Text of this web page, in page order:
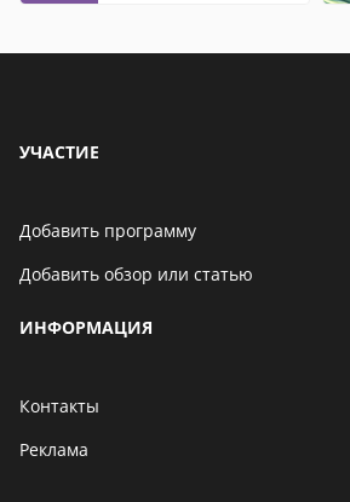
УЧАСТИЕ
Добавить программу
Добавить обзор или статью
ИНФОРМАЦИЯ
Контакты
Реклама